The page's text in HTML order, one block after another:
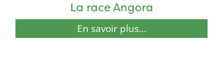
La race Angora
En savoir plus...